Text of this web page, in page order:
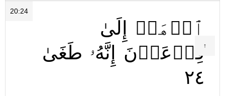
20:24
ٱذۡهَبۡ
إِلَىٰ
فِرۡعَوۡنَ
إِنَّهُۥ طَغَىٰ
٢٤
↑